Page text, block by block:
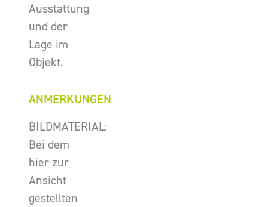
Ausstattung
und der
Lage im
Objekt.
ANMERKUNGEN
BILDMATERIAL:
Bei dem
hier zur
Ansicht
gestellten